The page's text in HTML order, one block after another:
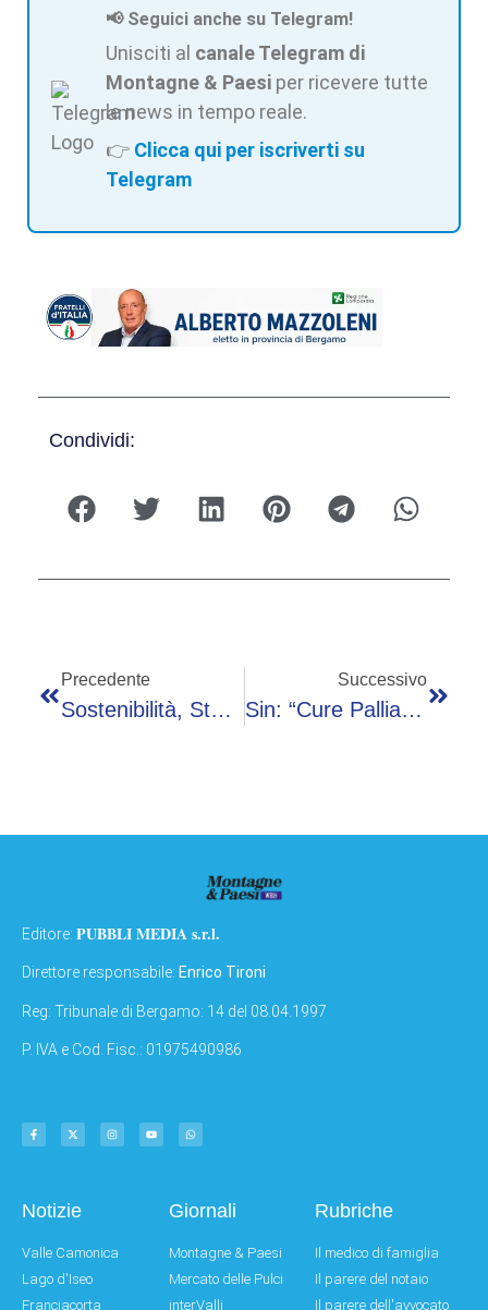
📢 Seguici anche su Telegram!
Unisciti al canale Telegram di
Montagne & Paesi per ricevere tutte
le news in tempo reale.
👉 Clicca qui per iscriverti su
Telegram
Condividi:
Precedente
Sostenibilità, Stefani: “Venexus Prima Piattaforma Regionale Progetti Esg”
Successivo
Sin: “Cure Palliative Centrali In Neurologia Per Qualità Vita Pazienti”
Editore: PUBBLI MEDIA s.r.l.
Direttore responsabile: Enrico Tironi
Reg: Tribunale di Bergamo: 14 del 08.04.1997
P. IVA e Cod. Fisc.: 01975490986
Notizie
Valle Camonica
Lago d'Iseo
Franciacorta
Giornali
Montagne & Paesi
Mercato delle Pulci
interValli
Rubriche
Il medico di famiglia
Il parere del notaio
Il parere dell'avvocato